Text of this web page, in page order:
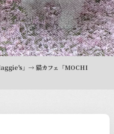
」→ 猫カフェ「MOCHI